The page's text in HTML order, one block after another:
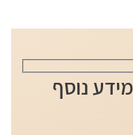
לקהל לקוחותינו ליווי מלא
וזכוכית בעיצובים מרשימים.
נוסף